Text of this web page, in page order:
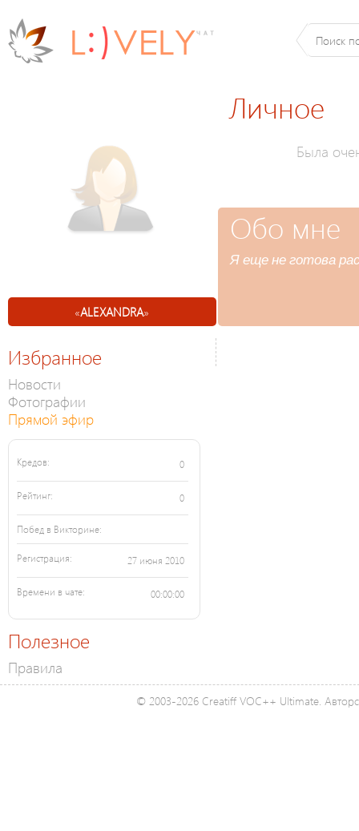
«ALEXANDRA»
Личное
Была
Обо мне
Я еще не готова
Избранное
Новости
Фотографии
Прямой эфир
Кредов: 0
Рейтинг: 0
Побед в Викторине:
Регистрация: 27 июня 2010
Времени в чате: 00:00:00
Полезное
Правила
© 2003-2026 Creatiff VOC++ Ultimate.